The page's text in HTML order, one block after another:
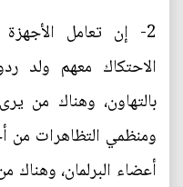
2- إن تعامل
الاحتكاك معهم ولد
بالتهاون، وهناك من
ومنظمي التظاهرات
أعضاء البرلمان، وهناك